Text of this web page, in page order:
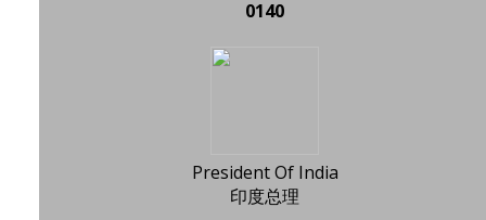
0140
President Of India
印度总理